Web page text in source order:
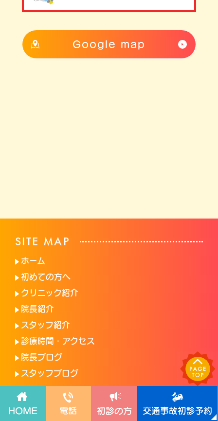
Google map
SITE MAP
ホーム
初めての方へ
クリニック紹介
院長紹介
スタッフ紹介
診療時間・アクセス
院長ブログ
スタッフブログ
MEDICAL